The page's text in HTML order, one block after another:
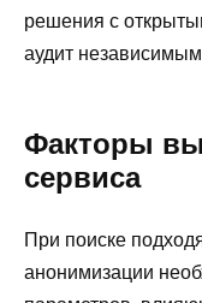
решения с
аудит
Факторы
сервиса
При поиске
анонимизации